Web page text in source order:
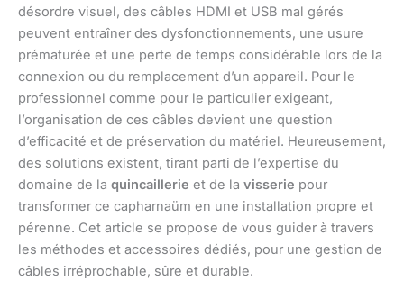
désordre visuel, des câbles HDMI et USB mal gérés
peuvent entraîner des dysfonctionnements, une usure
prématurée et une perte de temps considérable lors de la
connexion ou du remplacement d’un appareil. Pour le
professionnel comme pour le particulier exigeant,
l’organisation de ces câbles devient une question
d’efficacité et de préservation du matériel. Heureusement,
des solutions existent, tirant parti de l’expertise du
domaine de la quincaillerie et de la visserie pour
transformer ce capharnaüm en une installation propre et
pérenne. Cet article se propose de vous guider à travers
les méthodes et accessoires dédiés, pour une gestion de
câbles irréprochable, sûre et durable.